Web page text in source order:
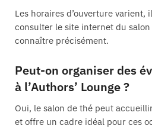
Les horaires d’ouverture varient,
consulter le site internet du
connaître précisément.
Peut-on organiser des
à l’Authors’ Lounge ?
Oui, le salon de thé peut
et offre un cadre idéal pour ces